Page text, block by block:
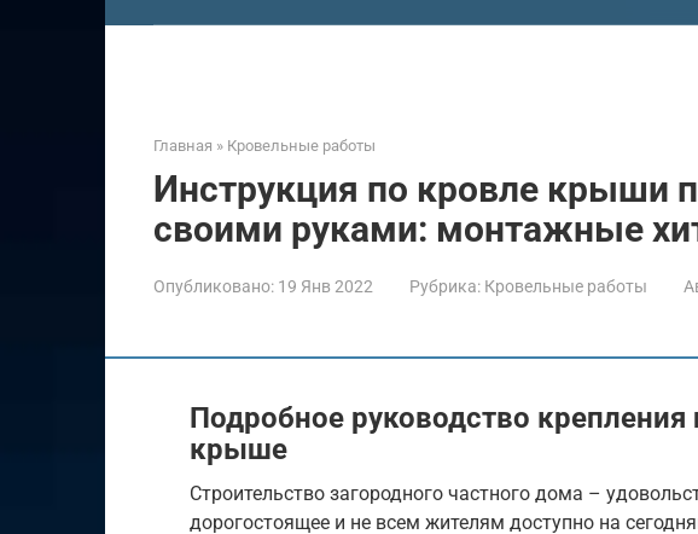
Главная » Кровельные работы
Инструкция по кровле крыши
своими руками: монтажные
Опубликовано: 19 Янв 2022 Рубрика: Кровельные работы
Подробное руководство крепления
крыше
Строительство загородного частного дома –
дорогостоящее и не всем жителям доступно на